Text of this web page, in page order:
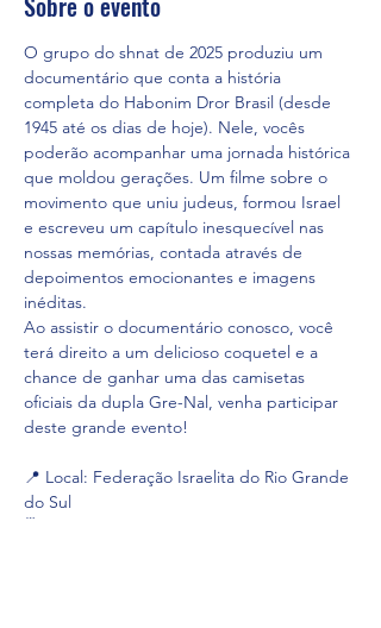
O grupo do shnat de 2025 produziu um
documentário que conta a história
completa do Habonim Dror Brasil (desde
1945 até os dias de hoje). Nele, vocês
poderão acompanhar uma jornada histórica
que moldou gerações. Um filme sobre o
movimento que uniu judeus, formou Israel
e escreveu um capítulo inesquecível nas
nossas memórias, contada através de
depoimentos emocionantes e imagens
inéditas.
Ao assistir o documentário conosco, você
terá direito a um delicioso coquetel e a
chance de ganhar uma das camisetas
oficiais da dupla Gre-Nal, venha participar
deste grande evento!
📍 Local: Federação Israelita do Rio Grande
do Sul